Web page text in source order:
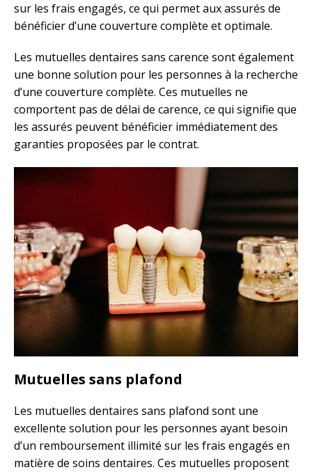
sur les frais engagés, ce qui permet aux assurés de
bénéficier d’une couverture complète et optimale.
Les mutuelles dentaires sans carence sont également
une bonne solution pour les personnes à la recherche
d’une couverture complète. Ces mutuelles ne
comportent pas de délai de carence, ce qui signifie que
les assurés peuvent bénéficier immédiatement des
garanties proposées par le contrat.
Mutuelles sans plafond
Les mutuelles dentaires sans plafond sont une
excellente solution pour les personnes ayant besoin
d’un remboursement illimité sur les frais engagés en
matière de soins dentaires. Ces mutuelles proposent